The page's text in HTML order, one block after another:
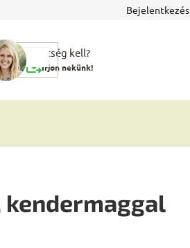
Bejelentkezés
Segítség kell?
Írjon nekünk!